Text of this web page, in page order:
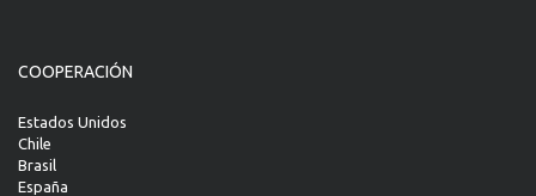
COOPERACIÓN
Estados Unidos
Chile
Brasil
España